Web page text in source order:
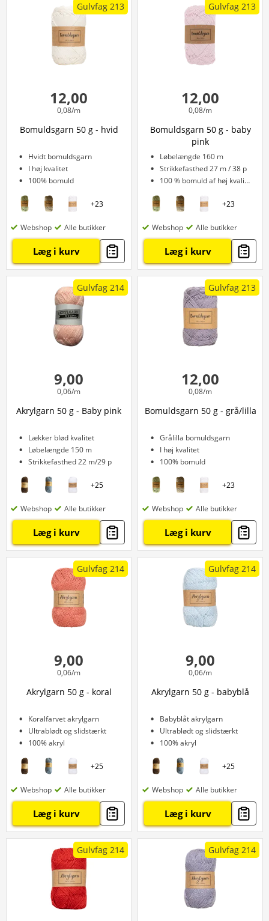
Gulvfag 213
12,00
0,08/m
Bomuldsgarn 50 g - hvid
Hvidt bomuldsgarn
I høj kvalitet
100% bomuld
+23
Webshop Alle butikker
Læg i kurv
Gulvfag 213
12,00
0,08/m
Bomuldsgarn 50 g - baby
pink
Løbelængde 160 m
Strikkefasthed 27 m / 38 p
100 % bomuld af høj kvalitet
+23
Webshop Alle butikker
Læg i kurv
Gulvfag 214
9,00
0,06/m
Akrylgarn 50 g - Baby pink
Lækker blød kvalitet
Løbelængde 150 m
Strikkefasthed 22 m/29 p
+25
Webshop Alle butikker
Læg i kurv
Gulvfag 213
12,00
0,08/m
Bomuldsgarn 50 g - grå/lilla
Grålilla bomuldsgarn
I høj kvalitet
100% bomuld
+23
Webshop Alle butikker
Læg i kurv
Gulvfag 214
9,00
0,06/m
Akrylgarn 50 g - koral
Koralfarvet akrylgarn
Ultrablødt og slidstærkt
100% akryl
+25
Webshop Alle butikker
Læg i kurv
Gulvfag 214
9,00
0,06/m
Akrylgarn 50 g - babyblå
Babyblåt akrylgarn
Ultrablødt og slidstærkt
100% akryl
+25
Webshop Alle butikker
Læg i kurv
Gulvfag 214 Gulvfag 214